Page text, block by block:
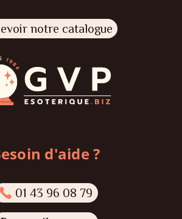
notre catalogue
d'aide ?
01 43 96 08 79